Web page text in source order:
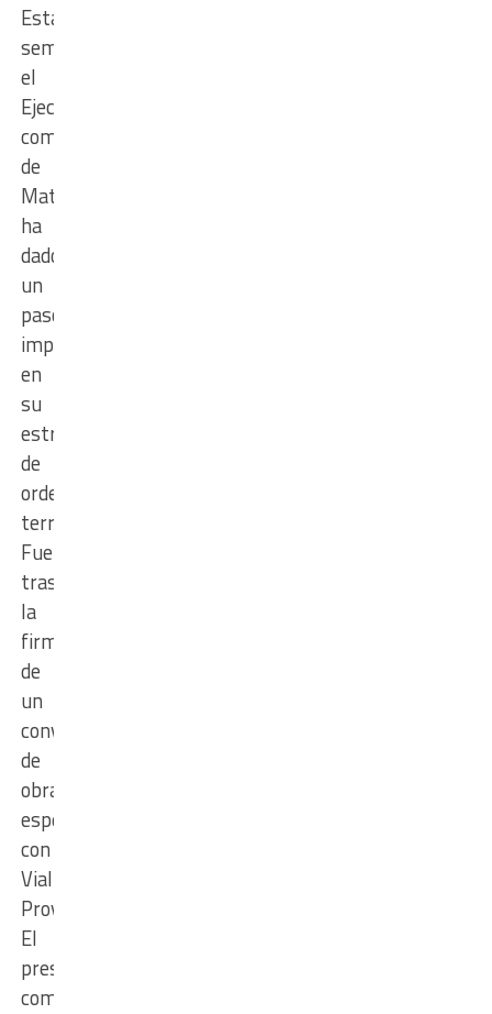
Esta
semana
el
Ejecutivo
comunal
de
Matilde
ha
dado
un
paso
importante
en
su
estrategia
de
ordenamiento
territorial.
Fue
tras
la
firma
de
un
convenio
de
obras
especiales
con
Vialidad
Provincial.
El
presidente
comunal,